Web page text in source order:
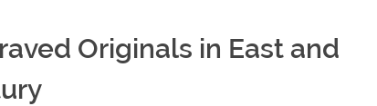
Originals in East and